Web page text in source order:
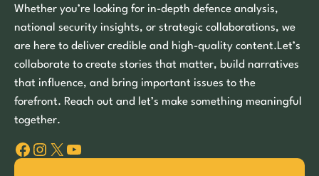
Whether you’re looking for in-depth defence analysis,
national security insights, or strategic collaborations, we
are here to deliver credible and high-quality content.Let’s
collaborate to create stories that matter, build narratives
that influence, and bring important issues to the
forefront. Reach out and let’s make something meaningful
together.
Facebook Instagram X YouTube